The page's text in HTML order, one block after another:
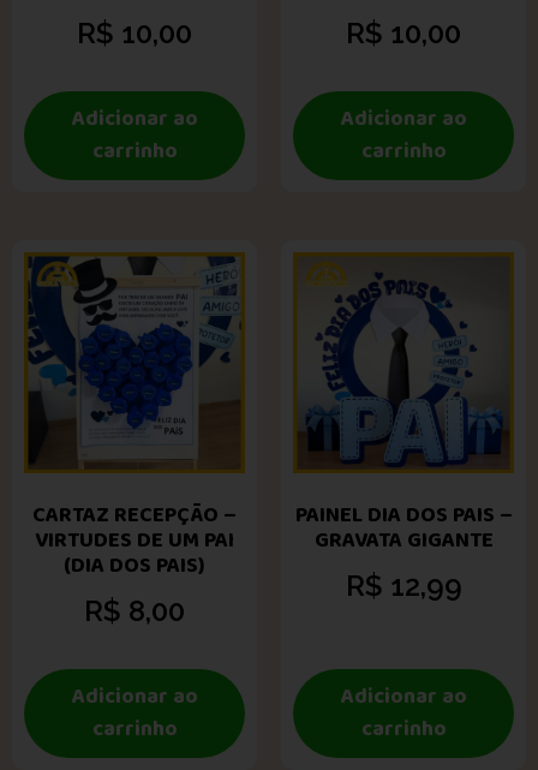
R$ 10,00
Adicionar ao
carrinho
R$ 10,00
Adicionar ao
carrinho
CARTAZ RECEPÇÃO –
VIRTUDES DE UM PAI
(DIA DOS PAIS)
R$ 8,00
Adicionar ao
carrinho
PAINEL DIA DOS PAIS –
GRAVATA GIGANTE
R$ 12,99
Adicionar ao
carrinho